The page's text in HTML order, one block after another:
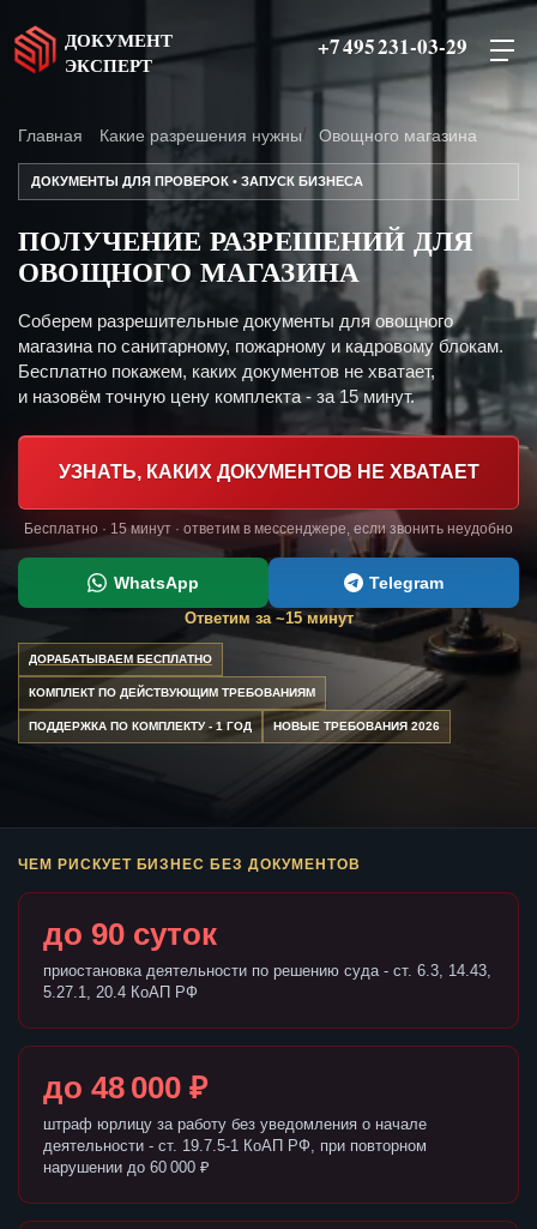
ДОКУМЕНТ
ЭКСПЕРТ
+7 495 231-03-29
Главная Какие разрешения нужны Овощного магазина
ДОКУМЕНТЫ ДЛЯ ПРОВЕРОК • ЗАПУСК БИЗНЕСА
ПОЛУЧЕНИЕ РАЗРЕШЕНИЙ ДЛЯ
ОВОЩНОГО МАГАЗИНА
Соберем разрешительные документы для овощного
магазина по санитарному, пожарному и кадровому блокам.
Бесплатно покажем, каких документов не хватает,
и назовём точную цену комплекта - за 15 минут.
УЗНАТЬ, КАКИХ ДОКУМЕНТОВ НЕ ХВАТАЕТ
Бесплатно · 15 минут · ответим в мессенджере, если звонить неудобно
WhatsApp Telegram
Ответим за ~15 минут
ДОРАБАТЫВАЕМ БЕСПЛАТНО
КОМПЛЕКТ ПО ДЕЙСТВУЮЩИМ ТРЕБОВАНИЯМ
ПОДДЕРЖКА ПО КОМПЛЕКТУ - 1 ГОД НОВЫЕ ТРЕБОВАНИЯ 2026
ЧЕМ РИСКУЕТ БИЗНЕС БЕЗ ДОКУМЕНТОВ
до 90 суток
приостановка деятельности по решению суда - ст. 6.3, 14.43,
5.27.1, 20.4 КоАП РФ
до 48 000 ₽
штраф юрлицу за работу без уведомления о начале
деятельности - ст. 19.7.5-1 КоАП РФ, при повторном
нарушении до 60 000 ₽